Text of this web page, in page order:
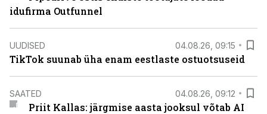
idufirma Outfunnel
UUDISED 04.08.26, 09:15
TikTok suunab üha enam eestlaste ostuotsuseid
SAATED 04.08.26, 09:12
Priit Kallas: järgmise aasta jooksul võtab AI